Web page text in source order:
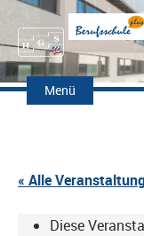
Menü
Zum
Inhalt
« Alle
Diese